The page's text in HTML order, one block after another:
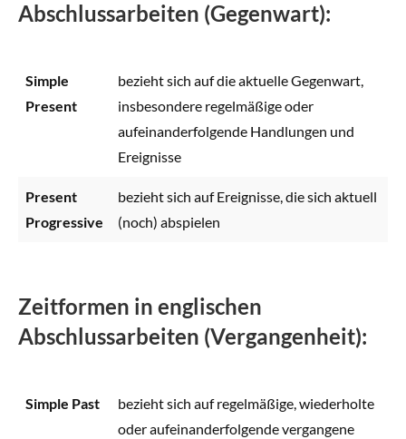
Abschlussarbeiten (Gegenwart):
Simple
Present
bezieht sich auf die aktuelle Gegenwart,
insbesondere regelmäßige oder
aufeinanderfolgende Handlungen und
Ereignisse
Present
Progressive
bezieht sich auf Ereignisse, die sich aktuell
(noch) abspielen
Zeitformen in englischen
Abschlussarbeiten (Vergangenheit):
Simple Past
bezieht sich auf regelmäßige, wiederholte
oder aufeinanderfolgende vergangene